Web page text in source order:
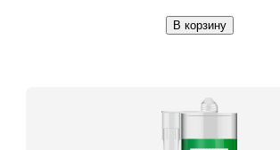
В корзину